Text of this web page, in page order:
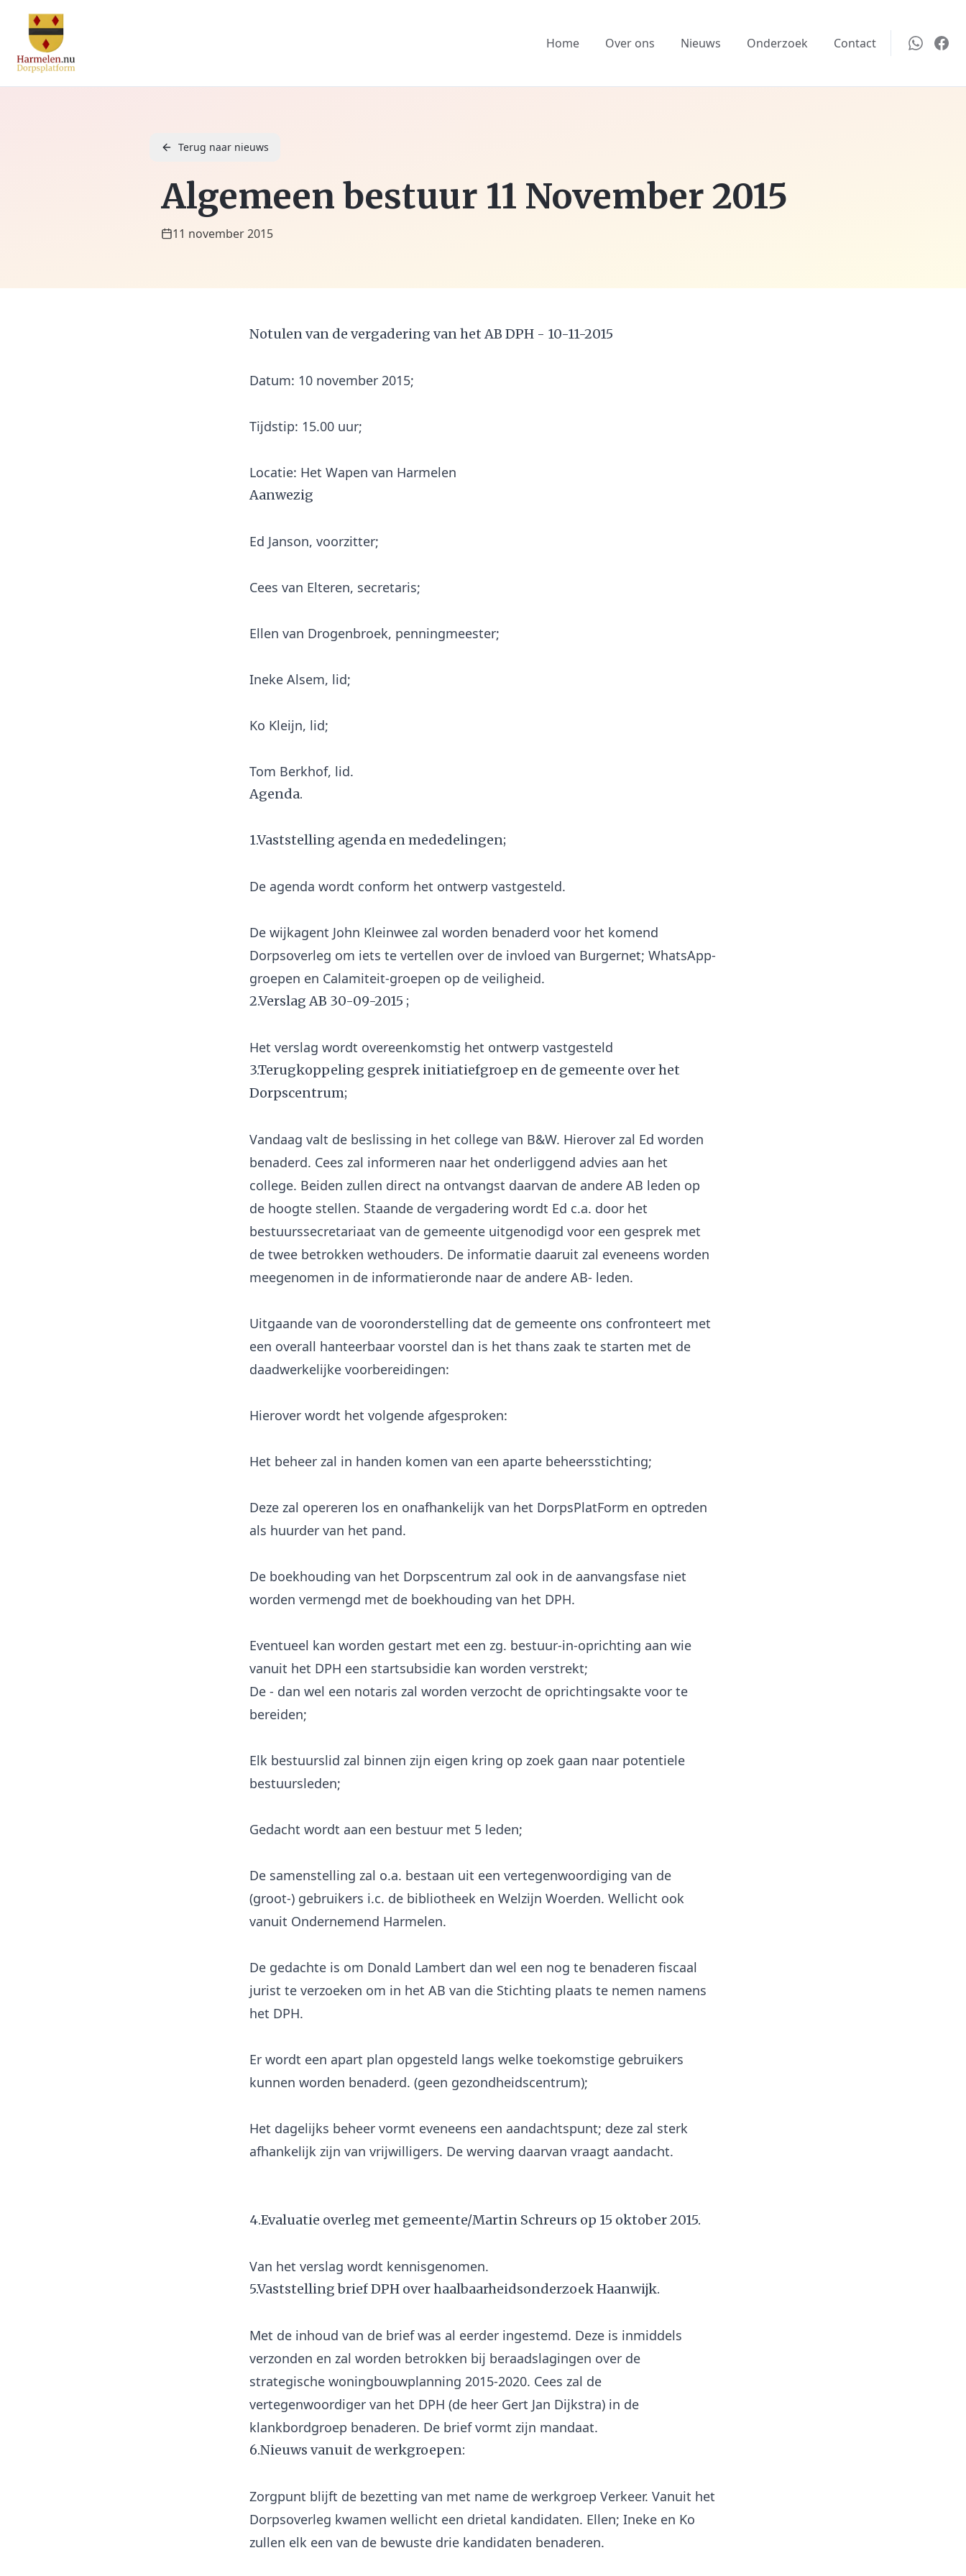
Home Over ons Nieuws Onderzoek Contact
Terug naar nieuws
Algemeen bestuur 11 November 2015
11 november 2015
Notulen van de vergadering van het AB DPH - 10-11-2015
Datum: 10 november 2015;
Tijdstip: 15.00 uur;
Aanwezig
Ed Janson, voorzitter;
Cees van Elteren, secretaris;
Ellen van Drogenbroek, penningmeester;
Ineke Alsem, lid;
Ko Kleijn, lid;
Agenda.
1.Vaststelling agenda en mededelingen;
De agenda wordt conform het ontwerp vastgesteld.
De wijkagent John Kleinwee zal worden benaderd voor het komend
Dorpsoverleg om iets te vertellen over de invloed van Burgernet; WhatsApp-
2.Verslag AB 30-09-2015 ;
3.Terugkoppeling gesprek initiatiefgroep en de gemeente over het
Dorpscentrum;
Vandaag valt de beslissing in het college van B&W. Hierover zal Ed worden
benaderd. Cees zal informeren naar het onderliggend advies aan het
college. Beiden zullen direct na ontvangst daarvan de andere AB leden op
de hoogte stellen. Staande de vergadering wordt Ed c.a. door het
bestuurssecretariaat van de gemeente uitgenodigd voor een gesprek met
de twee betrokken wethouders. De informatie daaruit zal eveneens worden
meegenomen in de informatieronde naar de andere AB- leden.
Uitgaande van de vooronderstelling dat de gemeente ons confronteert met
een overall hanteerbaar voorstel dan is het thans zaak te starten met de
daadwerkelijke voorbereidingen:
Het beheer zal in handen komen van een aparte beheersstichting;
Deze zal opereren los en onafhankelijk van het DorpsPlatForm en optreden
als huurder van het pand.
De boekhouding van het Dorpscentrum zal ook in de aanvangsfase niet
worden vermengd met de boekhouding van het DPH.
Eventueel kan worden gestart met een zg. bestuur-in-oprichting aan wie
vanuit het DPH een startsubsidie kan worden verstrekt;
De - dan wel een notaris zal worden verzocht de oprichtingsakte voor te
bereiden;
Elk bestuurslid zal binnen zijn eigen kring op zoek gaan naar potentiele
bestuursleden;
Gedacht wordt aan een bestuur met 5 leden;
De samenstelling zal o.a. bestaan uit een vertegenwoordiging van de
(groot-) gebruikers i.c. de bibliotheek en Welzijn Woerden. Wellicht ook
vanuit Ondernemend Harmelen.
De gedachte is om Donald Lambert dan wel een nog te benaderen fiscaal
jurist te verzoeken om in het AB van die Stichting plaats te nemen namens
het DPH.
Er wordt een apart plan opgesteld langs welke toekomstige gebruikers
kunnen worden benaderd. (geen gezondheidscentrum);
Het dagelijks beheer vormt eveneens een aandachtspunt; deze zal sterk
afhankelijk zijn van vrijwilligers. De werving daarvan vraagt aandacht.
4.Evaluatie overleg met gemeente/Martin Schreurs op 15 oktober 2015.
5.Vaststelling brief DPH over haalbaarheidsonderzoek Haanwijk.
Met de inhoud van de brief was al eerder ingestemd. Deze is inmiddels
verzonden en zal worden betrokken bij beraadslagingen over de
strategische woningbouwplanning 2015-2020. Cees zal de
vertegenwoordiger van het DPH (de heer Gert Jan Dijkstra) in de
6.Nieuws vanuit de werkgroepen:
Zorgpunt blijft de bezetting van met name de werkgroep Verkeer. Vanuit het
Dorpsoverleg kwamen wellicht een drietal kandidaten. Ellen; Ineke en Ko
zullen elk een van de bewuste drie kandidaten benaderen.